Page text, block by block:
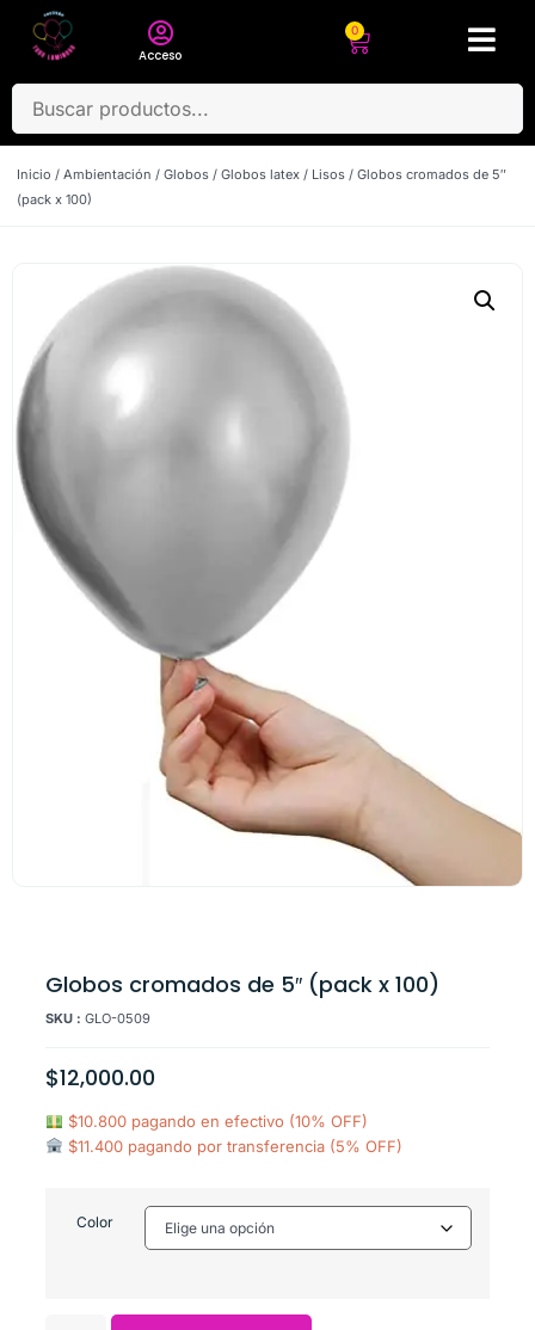
Acceso
0
Inicio / Ambientación / Globos / Globos latex / Lisos / Globos cromados de 5″
(pack x 100)
Globos cromados de 5″ (pack x 100)
SKU : GLO-0509
$12,000.00
$10.800 pagando en efectivo (10% OFF)
$11.400 pagando por transferencia (5% OFF)
Color